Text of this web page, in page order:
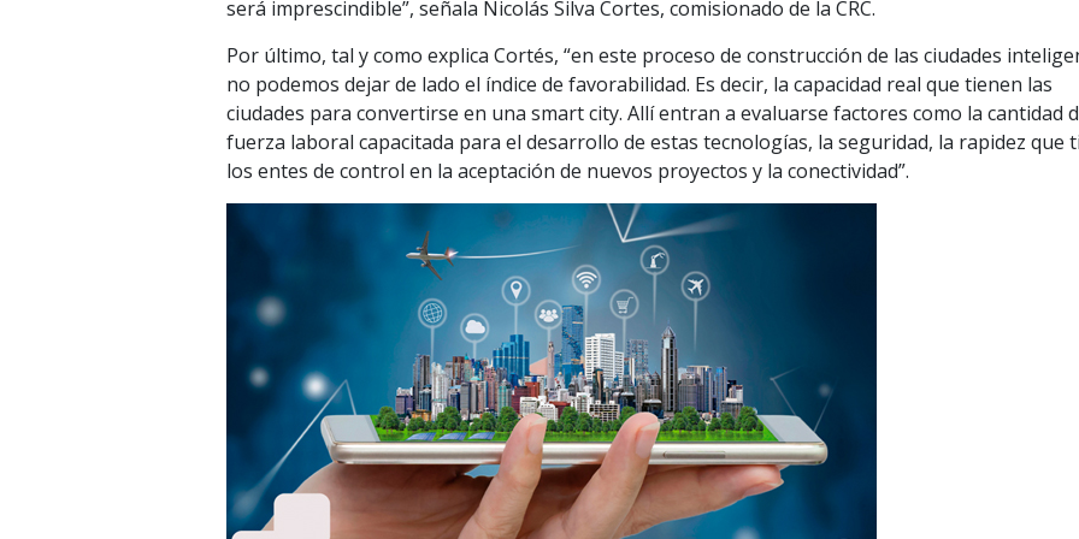
será imprescindible”, señala Nicolás Silva Cortes, comisionado de la CRC.
Por último, tal y como explica Cortés, “en este proceso de construcción de las ciudades
no podemos dejar de lado el índice de favorabilidad. Es decir, la capacidad real que tienen las
ciudades para convertirse en una smart city. Allí entran a evaluarse factores como la cantidad
fuerza laboral capacitada para el desarrollo de estas tecnologías, la seguridad, la rapidez que
los entes de control en la aceptación de nuevos proyectos y la conectividad”.